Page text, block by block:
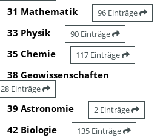
31 Mathematik 96 Einträge
33 Physik 90 Einträge
35 Chemie 117 Einträge
38 Geowissenschaften
28 Einträge
39 Astronomie 2 Einträge
42 Biologie 135 Einträge